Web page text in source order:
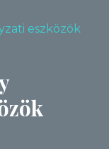
eszközök